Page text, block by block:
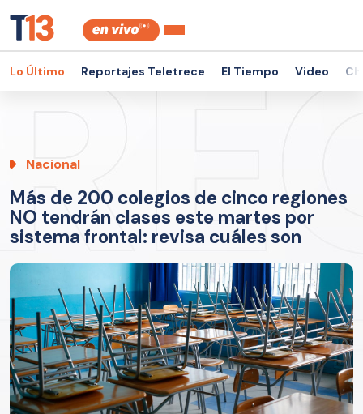
Lo Último Reportajes Teletrece El Tiempo Video
Nacional
Más de 200 colegios de cinco regiones
NO tendrán clases este martes por
sistema frontal: revisa cuáles son